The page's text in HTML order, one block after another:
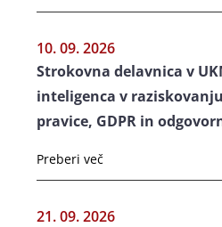
10. 09. 2026
Strokovna delavnica v
inteligenca v
pravice, GDPR in
Preberi več
21. 09. 2026